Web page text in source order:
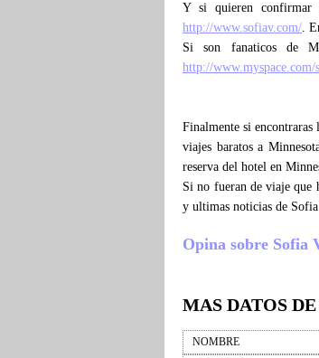
Y si quieren confirmar
http://www.sofiav.com/.
Si son fanaticos de
http://www.myspace.com/
Finalmente si
viajes baratos a
reserva del hotel en
Si no fueran de viaje que
y ultimas noticias de Sofia
Opina sobre Sofia
MAS DATOS
NOMBRE